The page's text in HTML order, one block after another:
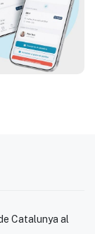
Catalunya al